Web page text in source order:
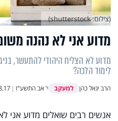
מדוע אני לא נהנה
מדוע לא הצליח היהודי להתעשר,
לימוד הלכה?
הרב יגאל כהן למעקב י' אב התשע"ז |
(צילום: shutterstock)
אנשים רבים שואלים מדוע אני